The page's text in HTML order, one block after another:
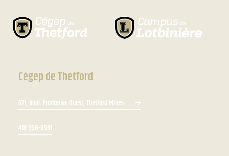
Cégep de Thetford
671, boul. Frontenac Ouest, Thetford Mines
418 338-8591